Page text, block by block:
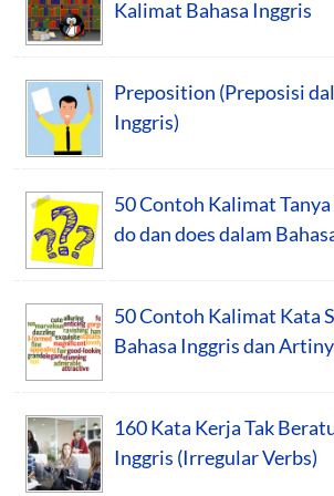
Kalimat Bahasa Inggris
Preposition (Preposisi
Inggris)
50 Contoh Kalimat
do dan does dalam
50 Contoh Kalimat Kata
Bahasa Inggris dan
160 Kata Kerja Tak
Inggris (Irregular Verbs)